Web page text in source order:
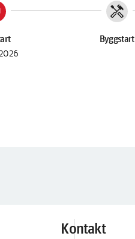
handyman
Byggstart
Kontakt